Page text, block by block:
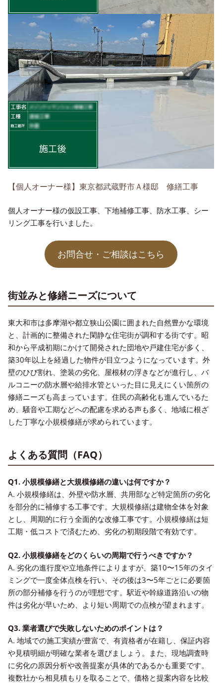
【個人オーナー様】東京都武蔵野市Ａ様邸 修繕工事
個人オーナー様の仮設工事、下地補修工事、防水工事、シー
リング工事を行いました。
お問合せ・ご相談はこちら
街並みと修繕ニーズについて
東大和市は多摩湖や都立狭山公園に囲まれた自然豊かな環境
と、計画的に整備された閑静な住宅街が調和する街です。昭
和から平成初期にかけて開発された団地や戸建住宅が多く、
築30年以上を経過した物件が目立つようになっています。外
壁のひび割れ、塗装の劣化、屋根材の浮きなどが進行し、バ
ルコニーの防水層や給排水管といった目に見えにくい箇所の
修繕ニーズも高まっています。住民の高齢化も進んでいるた
め、騒音や工期などへの配慮を求める声も多く、地域に根ざ
した丁寧な小規模修繕が求められています。
よくある質問（FAQ）
Q1. 小規模修繕と大規模修繕の違いは何ですか？
A. 小規模修繕は、外壁や防水層、共用部など特定箇所の劣化
を部分的に補修する工事です。大規模修繕は建物全体を対象
とし、周期的に行う全面的な改修工事です。小規模修繕は短
工期・低コストで済むため、劣化の初期段階で有効です。
Q2. 小規模修繕をどのくらいの周期で行うべきですか？
A. 劣化の進行度や立地条件によりますが、築10〜15年のタイ
ミングで一度全体点検を行い、その後は3〜5年ごとに必要箇
所の部分補修を行うのが理想です。駅近や幹線道路沿いの物
件は劣化が早いため、より短い周期での点検が望まれます。
Q3. 業者選びで失敗しないためのポイントは？
A. 地域での施工実績が豊富で、有資格者が在籍し、保証内容
や見積明細が明確な業者を選びましょう。また、現地調査時
に劣化の原因分析や改善提案が具体的であるかも重要です。
複数社から相見積もりを取ることで、価格と提案内容を比較